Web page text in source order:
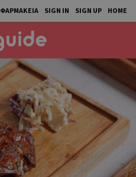
ΦΑΡΜΑΚΕΙΑ SIGN IN SIGN UP HOME